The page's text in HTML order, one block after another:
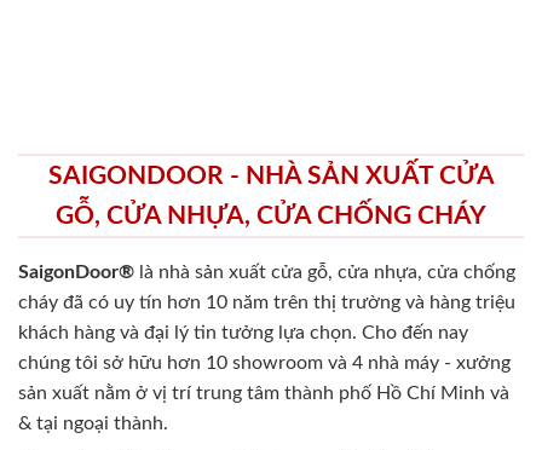
SAIGONDOOR - NHÀ SẢN XUẤT CỬA
GỖ, CỬA NHỰA, CỬA CHỐNG CHÁY
SaigonDoor® là nhà sản xuất cửa gỗ, cửa nhựa, cửa chống
cháy đã có uy tín hơn 10 năm trên thị trường và hàng triệu
khách hàng và đại lý tin tưởng lựa chọn. Cho đến nay
chúng tôi sở hữu hơn 10 showroom và 4 nhà máy - xưởng
sản xuất nằm ở vị trí trung tâm thành phố Hồ Chí Minh và
& tại ngoại thành.